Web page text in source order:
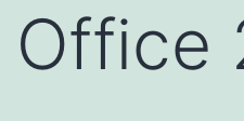
Office